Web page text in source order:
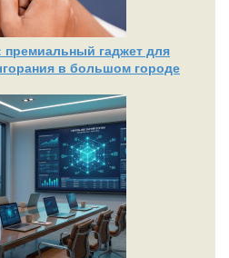
премиальный гаджет для
в большом городе